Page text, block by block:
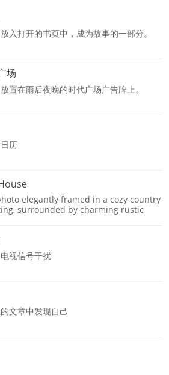
入打开的书页中，成为故事的一部分。
场
置在雨后夜晚的时代广场广告牌上。
历
elegantly framed in a cozy country
surrounded by charming rustic
视信号干扰
文章中发现自己